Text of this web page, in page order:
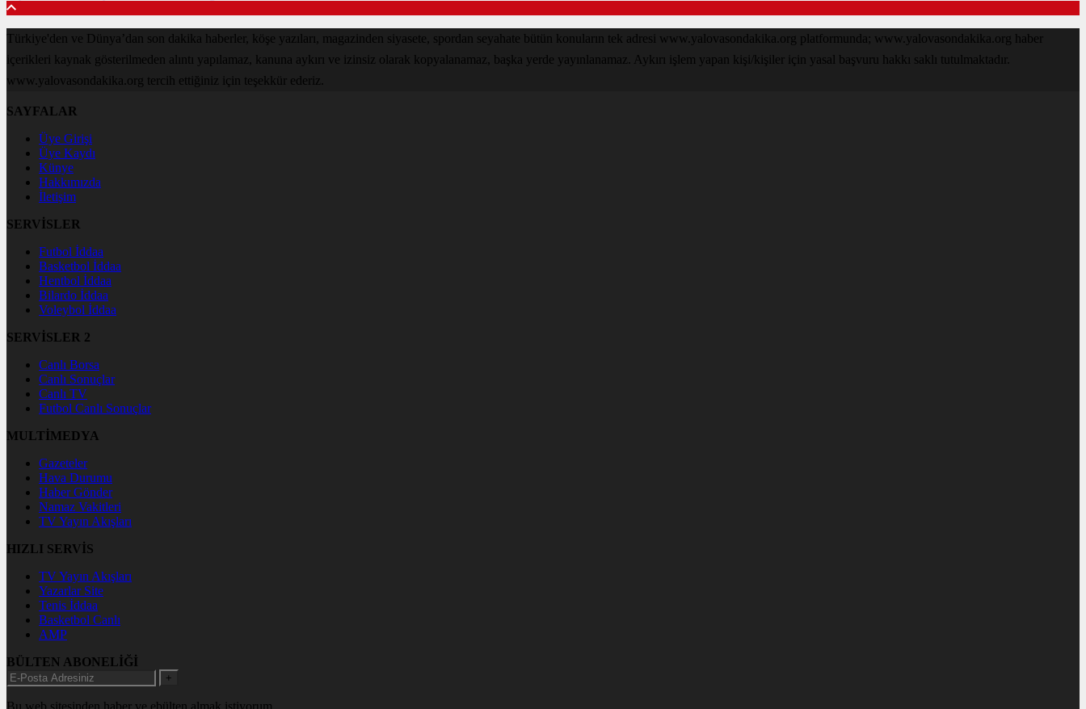
Türkiye'den ve Dünya’dan son dakika haberler, köşe yazıları, magazinden siyasete, spordan seyahate bütün konuların tek adresi www.yalovasondakika.org platformunda; www.yalovasondakika.org haber
içerikleri kaynak gösterilmeden alıntı yapılamaz, kanuna aykırı ve izinsiz olarak kopyalanamaz, başka yerde yayınlanamaz. Aykırı işlem yapan kişi/kişiler için yasal başvuru hakkı saklı tutulmaktadır.
www.yalovasondakika.org tercih ettiğiniz için teşekkür ederiz.
SAYFALAR
Üye Girişi
Üye Kaydı
Künye
Hakkımızda
İletişim
SERVİSLER
Futbol İddaa
Basketbol İddaa
Hentbol İddaa
Bilardo İddaa
Voleybol İddaa
SERVİSLER 2
Canlı Borsa
Canlı Sonuçlar
Canlı TV
Futbol Canlı Sonuçlar
MULTİMEDYA
Gazeteler
Hava Durumu
Haber Gönder
Namaz Vakitleri
TV Yayın Akışları
HIZLI SERVİS
TV Yayın Akışları
Yazarlar Site
Tenis İddaa
Basketbol Canlı
AMP
BÜLTEN ABONELİĞİ
+
Bu web sitesinden haber ve ebülten almak istiyorum